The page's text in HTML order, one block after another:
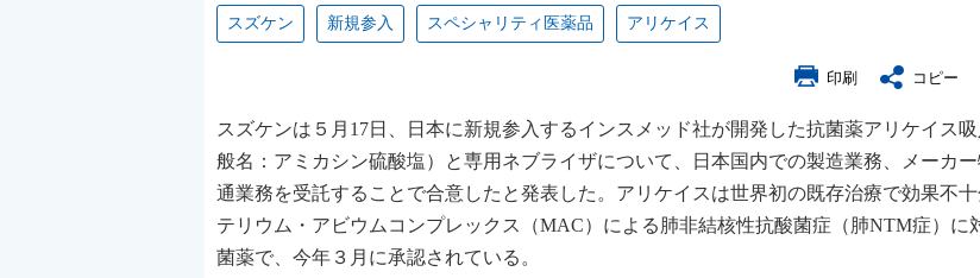
スズケン 新規参入 スペシャリティ医薬品 アリケイス
印刷 コピー
スズケンは５月17日、日本に新規参入するインスメッド社が開発した抗菌薬アリケイス吸
般名：アミカシン硫酸塩）と専用ネブライザについて、日本国内での製造業務、メーカ
通業務を受託することで合意したと発表した。アリケイスは世界初の既存治療で効果不
テリウム・アビウムコンプレックス（MAC）による肺非結核性抗酸菌症（肺NTM症）に
菌薬で、今年３月に承認されている。